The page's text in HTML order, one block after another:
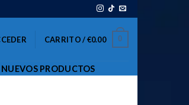
CARRITO /€0.00 0
NUEVOS PRODUCTOS